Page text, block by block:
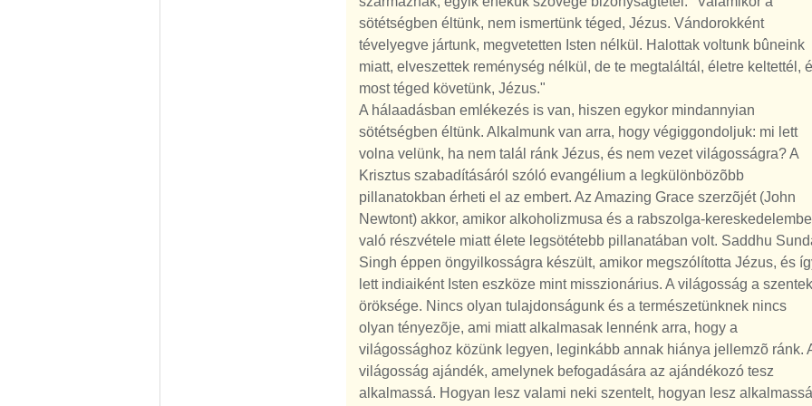
sötétségben éltünk, nem ismertünk téged, Jézus. Vándorokként
tévelyegve jártunk, megvetetten Isten nélkül. Halottak voltunk bûneink
miatt, elveszettek reménység nélkül, de te megtaláltál, életre keltettél,
most téged követünk, Jézus."
A hálaadásban emlékezés is van, hiszen egykor mindannyian
sötétségben éltünk. Alkalmunk van arra, hogy végiggondoljuk: mi lett
volna velünk, ha nem talál ránk Jézus, és nem vezet világosságra? A
Krisztus szabadításáról szóló evangélium a legkülönbözõbb
pillanatokban érheti el az embert. Az Amazing Grace szerzõjét (John
Newtont) akkor, amikor alkoholizmusa és a rabszolga-
való részvétele miatt élete legsötétebb pillanatában volt. Saddhu
Singh éppen öngyilkosságra készült, amikor megszólította Jézus, és
lett indiaiként Isten eszköze mint misszionárius. A világosság a szentek
öröksége. Nincs olyan tulajdonságunk és a természetünknek nincs
olyan tényezõje, ami miatt alkalmasak lennénk arra, hogy a
világossághoz közünk legyen, leginkább annak hiánya jellemzõ ránk.
világosság ajándék, amelynek befogadására az ajándékozó tesz
alkalmassá. Hogyan lesz valami neki szentelt, hogyan lesz alkalmassá